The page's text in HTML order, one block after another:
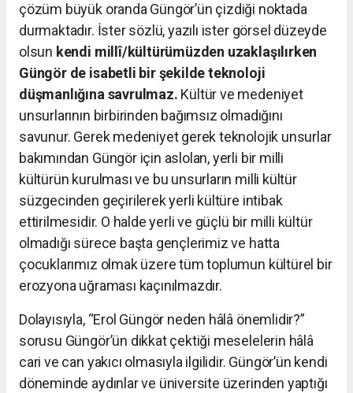
çözüm büyük oranda Güngör’ün çizdiği noktada
durmaktadır. İster sözlü, yazılı ister görsel düzeyde
olsun kendi millî/kültürümüzden uzaklaşılırken
Güngör de isabetli bir şekilde teknoloji
düşmanlığına savrulmaz. Kültür ve medeniyet
unsurlarının birbirinden bağımsız olmadığını
savunur. Gerek medeniyet gerek teknolojik unsurlar
bakımından Güngör için aslolan, yerli bir milli
kültürün kurulması ve bu unsurların milli kültür
süzgecinden geçirilerek yerli kültüre intibak
ettirilmesidir. O halde yerli ve güçlü bir milli kültür
olmadığı sürece başta gençlerimiz ve hatta
çocuklarımız olmak üzere tüm toplumun kültürel bir
erozyona uğraması kaçınılmazdır.
Dolayısıyla, “Erol Güngör neden hâlâ önemlidir?”
sorusu Güngör’ün dikkat çektiği meselelerin hâlâ
cari ve can yakıcı olmasıyla ilgilidir. Güngör’ün kendi
döneminde aydınlar ve üniversite üzerinden yaptığı